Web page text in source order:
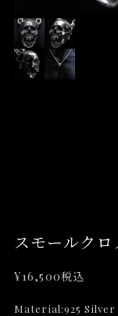
スモールクロ
¥16,500税込
Material:925 Silver